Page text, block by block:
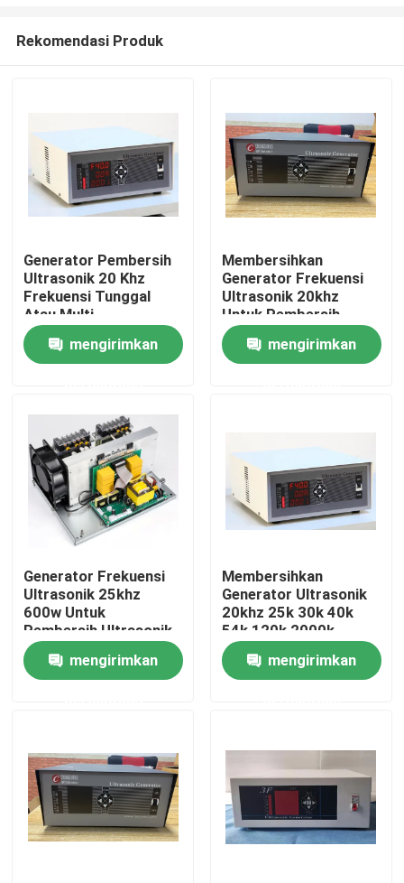
Rumah
Produk
Tentang kami
Tur Pabrik
Kontrol kualitas
Hubungi kami
Ultrasonic Transducer pembersihan
Tinggi daya Ultrasonic Transducer
Rekomendasi Produk
Generator Pembersih
Ultrasonik 20 Khz
Frekuensi Tunggal
Atau Multi
mengirimkan
Membersihkan
Generator Frekuensi
Ultrasonik 20khz
Untuk Pembersih
Ultrasonik
mengirimkan
Generator Frekuensi
Ultrasonik 25khz
600w Untuk
Pembersih Ultrasonik
mengirimkan
Membersihkan
Generator Ultrasonik
20khz 25k 30k 40k
54k 120k 2000k
Kontrol Digital
mengirimkan